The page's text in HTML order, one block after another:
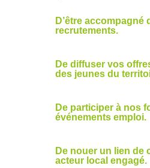
D’être accompagné
recrutements.
De diffuser vos
des jeunes du
De participer à nos
événements emploi.
De nouer un lien de
acteur local engagé.